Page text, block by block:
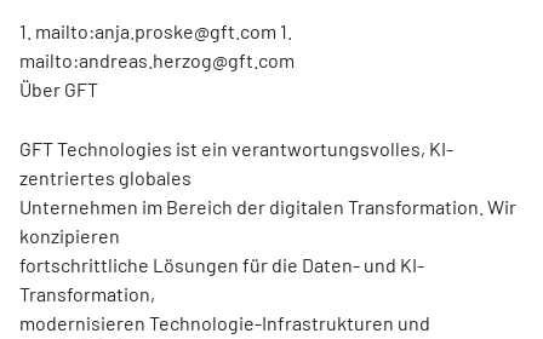
1. mailto:anja.proske@gft.com 1.
mailto:andreas.herzog@gft.com
Über GFT
GFT Technologies ist ein verantwortungsvolles, KI-
zentriertes globales
Unternehmen im Bereich der digitalen Transformation. Wir
konzipieren
fortschrittliche Lösungen für die Daten- und KI-
Transformation,
modernisieren Technologie-Infrastrukturen und